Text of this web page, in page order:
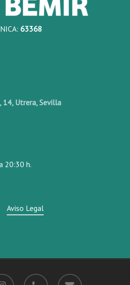
NICA:63368
14, Utrera, Sevilla
20:30 h.
Aviso Legal
phone email